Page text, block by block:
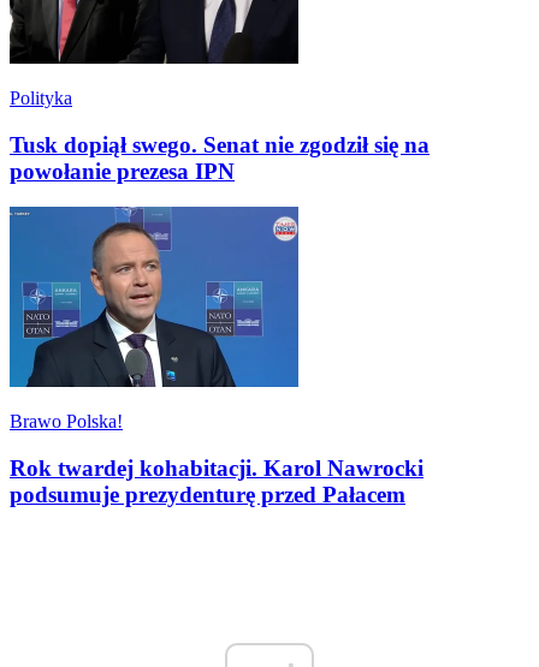
Polityka
Tusk dopiął swego. Senat nie zgodził się na
powołanie prezesa IPN
Brawo Polska!
Rok twardej kohabitacji. Karol Nawrocki
podsumuje prezydenturę przed Pałacem